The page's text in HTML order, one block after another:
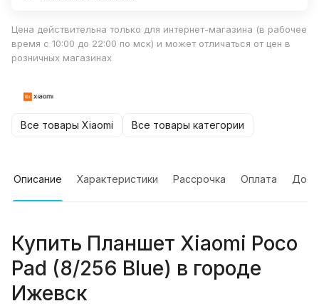
Цена действительна только для интернет-магазина (в рабочее
время с 10:00 до 22:00 по мск) и может отличаться от цен в
розничных магазинах
Все товары Xiaomi Все товары категории
Описание Характеристики Рассрочка Оплата
Купить Планшет Xiaomi Poco
Pad (8/256 Blue) в городе
Ижевск